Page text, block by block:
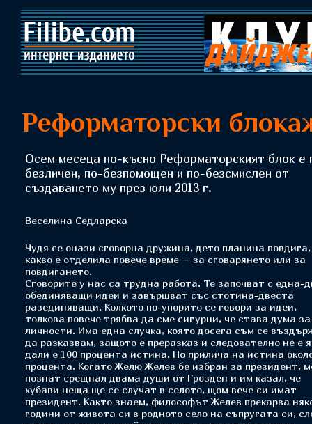
Реформаторски
Осем месеца по-късно Реформаторският блок е
безличен, по-безпомощен и по-безсмислен от
създаването му през юли 2013 г.
Веселина Седларска
Чудя се онази сговорна дружина, дето планина
какво е отделила повече време – за сговарянето или за
повдигането.
Сговорите у нас са трудна работа. Те започват с една-
обединяващи идеи и завършват със стотина-двеста
разединяващи. Колкото по-упорито се говори за идеи,
толкова повече трябва да сме сигурни, че става дума за
личности. Има една случка, която досега съм се
да разказвам, защото е преразказ и следователно не е
дали е 100 процента истина. Но прилича на истина
процента. Когато Желю Желев бе избран за президент,
познат срещнал двама души от Грозден и им казал, че
хубави неща ще се случат в селото, щом вече си имат
президент. Както знаем, философът Желев прекарва
години от живота си в родното село на съпругата си,